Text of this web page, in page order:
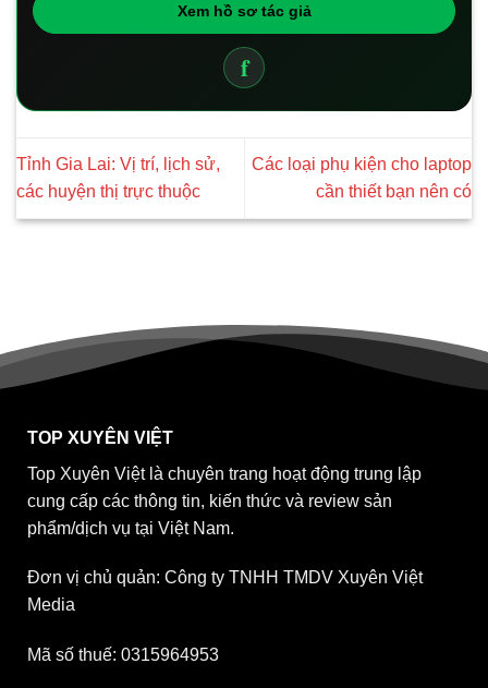
Xem hồ sơ tác giả
f
Tỉnh Gia Lai: Vị trí, lịch sử,
các huyện thị trực thuộc
Các loại phụ kiện cho laptop
cần thiết bạn nên có
TOP XUYÊN VIỆT
Top Xuyên Việt là chuyên trang hoạt động trung lập
cung cấp các thông tin, kiến thức và review sản
phẩm/dịch vụ tại Việt Nam.
Đơn vị chủ quản: Công ty TNHH TMDV Xuyên Việt
Media
Mã số thuế: 0315964953